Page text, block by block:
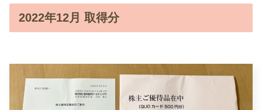
2022年12月 取得分